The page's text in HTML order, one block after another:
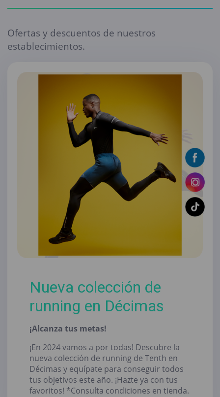
Ofertas y descuentos de nuestros
establecimientos.
Nueva colección de
running en Décimas
¡Alcanza tus metas!
¡En 2024 vamos a por todas! Descubre la
nueva colección de running de Tenth en
Décimas y equípate para conseguir todos
tus objetivos este año. ¡Hazte ya con tus
favoritos! *Consulta condiciones en tienda.